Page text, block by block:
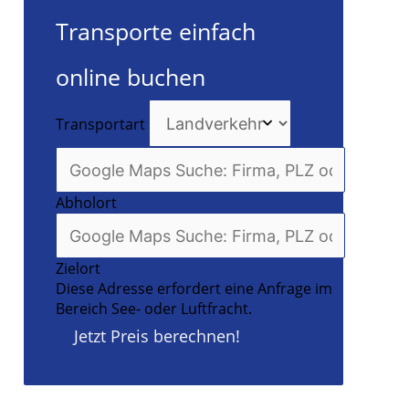
Transporte einfach
online buchen
Transportart
Abholort
Zielort
Diese Adresse erfordert eine Anfrage im
Bereich See- oder Luftfracht.
Jetzt Preis berechnen!